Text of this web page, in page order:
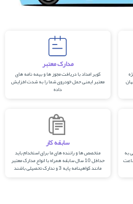
مدارک معتبر
کویر امداد با دریافت مجوز ها و بیمه نامه های
معتبر ایمنی حمل خودروی شما را به شدت افزایش
سابقه کار
متخصص ها و راننده های ما برای استخدام باید
حداقل 10 سال سابقه همراه با انواع مدارک معتبر
مانند کواهینامه پایه 3 و ندارک تحصیلی باشند